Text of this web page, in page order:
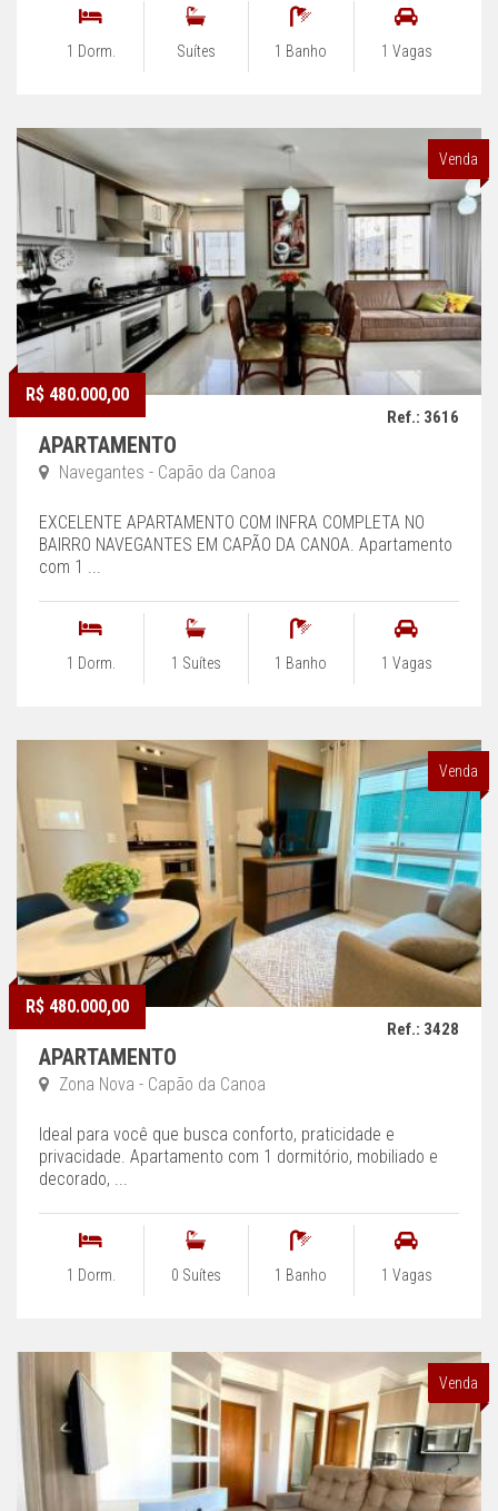
1 Dorm. Suítes 1 Banho 1 Vagas
Venda
R$ 480.000,00
Ref.: 3616
APARTAMENTO
Navegantes - Capão da Canoa
EXCELENTE APARTAMENTO COM INFRA COMPLETA NO
BAIRRO NAVEGANTES EM CAPÃO DA CANOA. Apartamento
com 1 ...
1 Dorm. 1 Suítes 1 Banho 1 Vagas
Venda
R$ 480.000,00
Ref.: 3428
APARTAMENTO
Zona Nova - Capão da Canoa
Ideal para você que busca conforto, praticidade e
privacidade. Apartamento com 1 dormitório, mobiliado e
decorado, ...
1 Dorm. 0 Suítes 1 Banho 1 Vagas
Venda